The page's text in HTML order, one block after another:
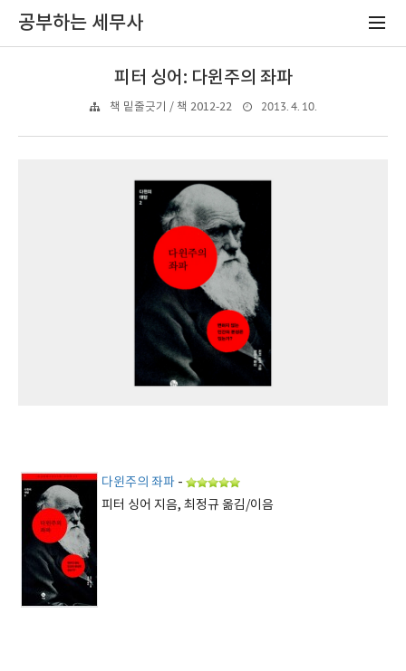
공부하는 세무사
피터 싱어: 다윈주의 좌파
책 밑줄긋기 / 책 2012-22 2013. 4. 10.
다윈주의 좌파 -
피터 싱어 지음, 최정규 옮김/이음